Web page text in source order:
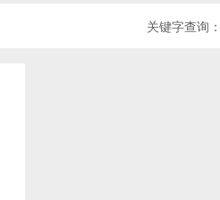
关键字查询：